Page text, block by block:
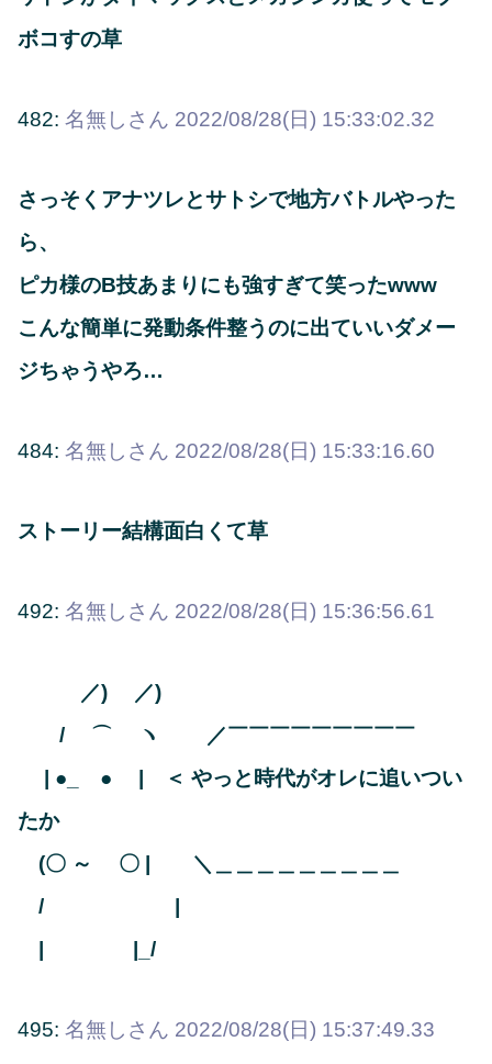
ボコすの草
482: 名無しさん 2022/08/28(日) 15:33:02.32
さっそくアナツレとサトシで地方バトルやった
ら、
ピカ様のB技あまりにも強すぎて笑ったwww
こんな簡単に発動条件整うのに出ていいダメー
ジちゃうやろ…
484: 名無しさん 2022/08/28(日) 15:33:16.60
ストーリー結構面白くて草
492: 名無しさん 2022/08/28(日) 15:36:56.61
／) ／)
/ ⌒ ヽ ／￣￣￣￣￣￣￣￣￣
| ●_ ● | ＜ やっと時代がオレに追いつい
たか
(〇 ～ 〇 | ＼＿＿＿＿＿＿＿＿＿
/ |
| |_/
495: 名無しさん 2022/08/28(日) 15:37:49.33